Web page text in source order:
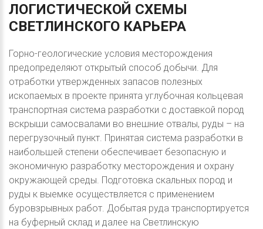
ЛОГИСТИЧЕСКОЙ СХЕМЫ
СВЕТЛИНСКОГО КАРЬЕРА
Горно-геологические условия месторождения
предопределяют открытый способ добычи. Для
отработки утвержденных запасов полезных
ископаемых в проекте принята углубочная кольцевая
транспортная система разработки с доставкой пород
вскрыши самосвалами во внешние отвалы, руды – на
перегрузочный пункт. Принятая система разработки в
наибольшей степени обеспечивает безопасную и
экономичную разработку месторождения и охрану
окружающей среды. Подготовка скальных пород и
руды к выемке осуществляется с применением
буровзрывных работ. Добытая руда транспортируется
на буферный склад и далее на Светлинскую